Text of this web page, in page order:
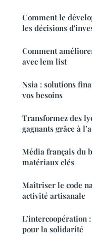
Comment le
les décisions
Comment
avec lem list
Nsia : solutions
vos besoins
Transformez des
gagnants grâce à
Média français du
matériaux clés
Maîtriser le code
activité artisanale
L’intercoopération
pour la solidarité